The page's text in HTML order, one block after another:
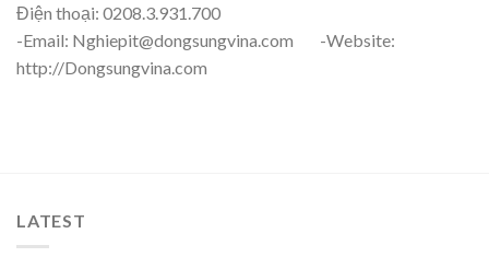
Điện thoại: 0208.3.931.700
-Email: Nghiepit@dongsungvina.com -Website:
http://Dongsungvina.com
LATEST